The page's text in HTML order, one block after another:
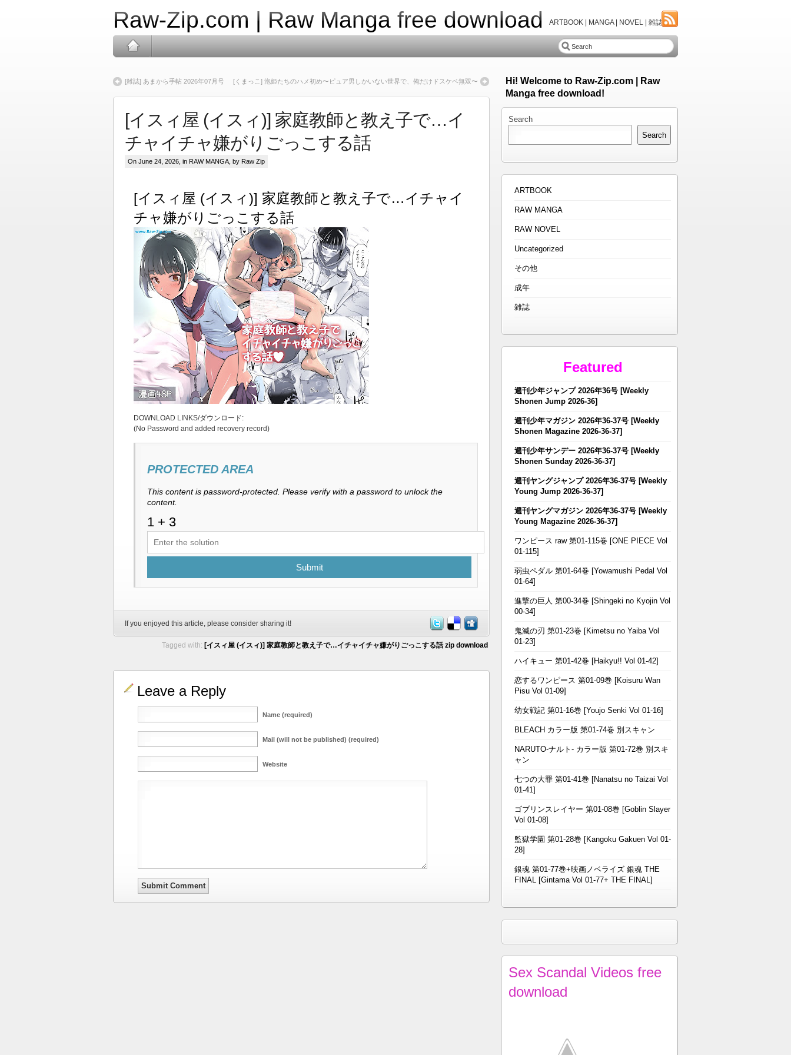
Raw-Zip.com | Raw Manga free download ARTBOOK | MANGA | NOVEL | 雑誌
[雑誌] あまから手帖 2026年07月号 [くまっこ] 泡姫たちのハメ初め〜ピュア男しかいない世界で、俺だけドスケベ無双〜
[イスィ屋 (イスィ)] 家庭教師と教え子で…イ
チャイチャ嫌がりごっこする話
On June 24, 2026, in RAW MANGA , by Raw Zip
[イスィ屋 (イスィ)] 家庭教師と教え子で…イチャイ
チャ嫌がりごっこする話
DOWNLOAD LINKS/ダウンロード:
(No Password and added recovery record)
PROTECTED AREA
This content is password-protected. Please verify with a password to unlock the
content.
Submit
If you enjoyed this article, please consider sharing it!
Tagged with: [イスィ屋 (イスィ)] 家庭教師と教え子で…イチャイチャ嫌がりごっこする話 zip download
Leave a Reply
Name (required)
Mail (will not be published) (required)
Website
Hi! Welcome to Raw-Zip.com | Raw
Manga free download!
Search
Search
ARTBOOK
RAW MANGA
RAW NOVEL
Uncategorized
その他
成年
雑誌
Featured
週刊少年ジャンプ 2026年36号 [Weekly
Shonen Jump 2026-36]
週刊少年マガジン 2026年36-37号 [Weekly
Shonen Magazine 2026-36-37]
週刊少年サンデー 2026年36-37号 [Weekly
Shonen Sunday 2026-36-37]
週刊ヤングジャンプ 2026年36-37号 [Weekly
Young Jump 2026-36-37]
週刊ヤングマガジン 2026年36-37号 [Weekly
Young Magazine 2026-36-37]
ワンピース raw 第01-115巻 [ONE PIECE Vol
01-115]
弱虫ペダル 第01-64巻 [Yowamushi Pedal Vol
01-64]
進撃の巨人 第00-34巻 [Shingeki no Kyojin Vol
00-34]
鬼滅の刃 第01-23巻 [Kimetsu no Yaiba Vol
01-23]
ハイキュー 第01-42巻 [Haikyu!! Vol 01-42]
恋するワンピース 第01-09巻 [Koisuru Wan
Pisu Vol 01-09]
幼女戦記 第01-16巻 [Youjo Senki Vol 01-16]
BLEACH カラー版 第01-74巻 別スキャン
NARUTO-ナルト- カラー版 第01-72巻 別スキ
ャン
七つの大罪 第01-41巻 [Nanatsu no Taizai Vol
01-41]
ゴブリンスレイヤー 第01-08巻 [Goblin Slayer
Vol 01-08]
監獄学園 第01-28巻 [Kangoku Gakuen Vol 01-
28]
銀魂 第01-77巻+映画ノベライズ 銀魂 THE
FINAL [Gintama Vol 01-77+ THE FINAL]
Sex Scandal Videos free
download